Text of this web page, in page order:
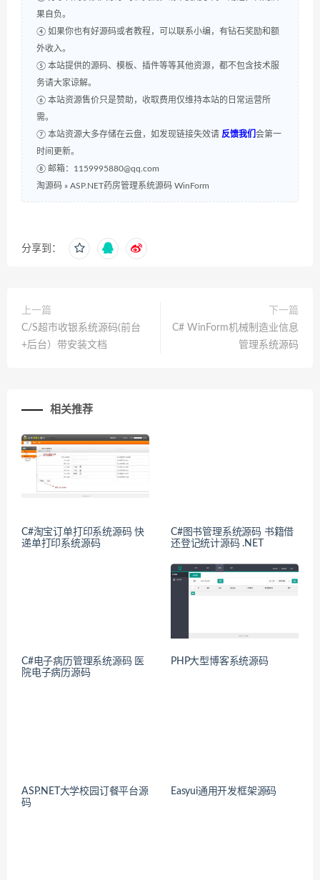
果自负。
④ 如果你也有好源码或者教程，可以联系小编，有钻石奖励和额
外收入。
⑤ 本站提供的源码、模板、插件等等其他资源，都不包含技术服
务请大家谅解。
⑥ 本站资源售价只是赞助，收取费用仅维持本站的日常运营所
需。
⑦ 本站资源大多存储在云盘，如发现链接失效请 反馈我们 会第一
时间更新。
⑧ 邮箱：1159995880@qq.com
淘源码 » ASP.NET药房管理系统源码 WinForm
分享到：
上一篇
C/S超市收银系统源码(前台
+后台）带安装文档
下一篇
C# WinForm机械制造业信息
管理系统源码
相关推荐
C#淘宝订单打印系统源码 快
递单打印系统源码
C#图书管理系统源码 书籍借
还登记统计源码 .NET
C#电子病历管理系统源码 医
院电子病历源码
PHP大型博客系统源码
ASP.NET大学校园订餐平台源
码
Easyui通用开发框架源码